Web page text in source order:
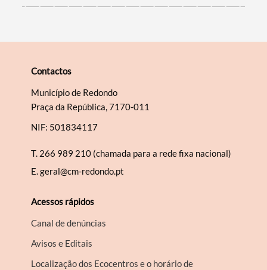
Contactos
Município de Redondo
Praça da República, 7170-011
NIF: 501834117
T. 266 989 210 (chamada para a rede fixa nacional)
E.geral@cm-redondo.pt
Acessos rápidos
Canal de denúncias
Avisos e Editais
Localização dos Ecocentros e o horário de